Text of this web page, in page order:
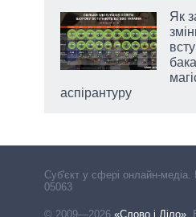
Як
аспірантуру
Cуб'єкт у сфері онлайн-медіа.
05063
© 2009—2026 «Слово і Діло»